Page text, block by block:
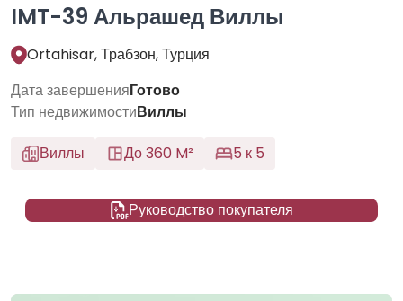
IMT-39 Альрашед Виллы
Ortahisar, Трабзон, Турция
Дата завершенияГотово
Тип недвижимостиВиллы
Виллы
До 360 M² 5 к 5
Руководство покупателя